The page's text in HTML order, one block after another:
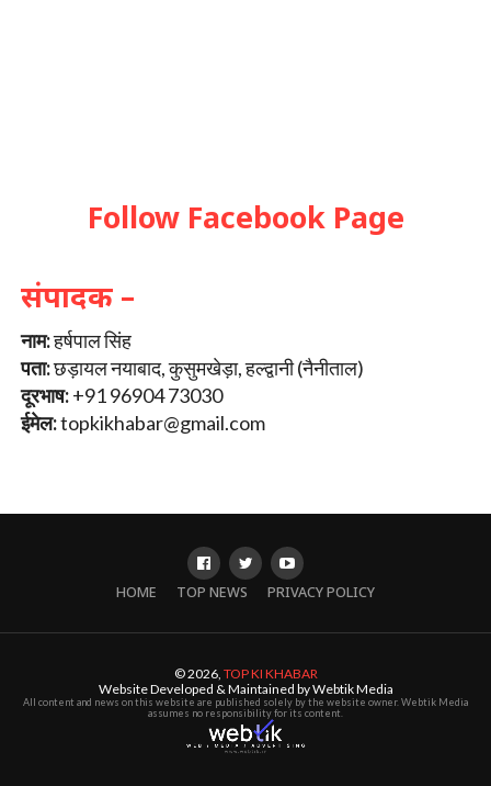
Follow Facebook Page
संपादक –
नाम:हर्षपाल सिंह
पता:छड़ायल नयाबाद, कुसुमखेड़ा, हल्द्वानी (नैनीताल)
दूरभाष:+91 96904 73030
ईमेल:topkikhabar@gmail.com
HOME TOP NEWS PRIVACY POLICY
© 2026, TOP KI KHABAR
Website Developed & Maintained by Webtik Media
All content and news on this website are published solely by the website owner. Webtik Media
assumes no responsibility for its content.